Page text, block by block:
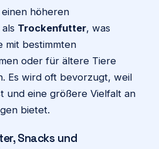
höheren
Trockenfutter, was
mit bestimmten
oder für ältere Tiere
Es wird oft bevorzugt, weil
und eine größere Vielfalt an
bietet.
Snacks und